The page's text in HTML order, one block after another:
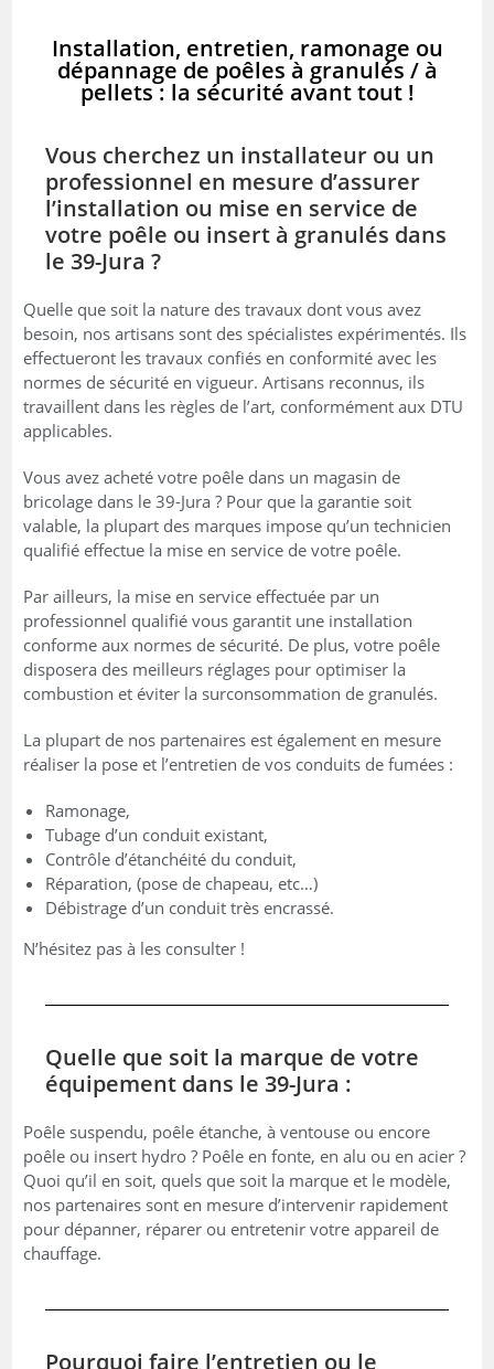
Installation, entretien, ramonage ou
dépannage de poêles à granulés / à
pellets : la sécurité avant tout !
Vous cherchez un installateur ou un
professionnel en mesure d’assurer
l’installation ou mise en service de
votre poêle ou insert à granulés dans
le 39-Jura ?
Quelle que soit la nature des travaux dont vous avez
besoin, nos artisans sont des spécialistes expérimentés. Ils
effectueront les travaux confiés en conformité avec les
normes de sécurité en vigueur. Artisans reconnus, ils
travaillent dans les règles de l’art, conformément aux DTU
applicables.
Vous avez acheté votre poêle dans un magasin de
bricolage dans le 39-Jura ? Pour que la garantie soit
valable, la plupart des marques impose qu’un technicien
qualifié effectue la mise en service de votre poêle.
Par ailleurs, la mise en service effectuée par un
professionnel qualifié vous garantit une installation
conforme aux normes de sécurité. De plus, votre poêle
disposera des meilleurs réglages pour optimiser la
combustion et éviter la surconsommation de granulés.
La plupart de nos partenaires est également en mesure
réaliser la pose et l’entretien de vos conduits de fumées :
Ramonage,
Tubage d’un conduit existant,
Contrôle d’étanchéité du conduit,
Réparation, (pose de chapeau, etc…)
Débistrage d’un conduit très encrassé.
N’hésitez pas à les consulter !
Quelle que soit la marque de votre
équipement dans le 39-Jura :
Poêle suspendu, poêle étanche, à ventouse ou encore
poêle ou insert hydro ? Poêle en fonte, en alu ou en acier ?
Quoi qu’il en soit, quels que soit la marque et le modèle,
nos partenaires sont en mesure d’intervenir rapidement
pour dépanner, réparer ou entretenir votre appareil de
chauffage.
Pourquoi faire l’entretien ou le